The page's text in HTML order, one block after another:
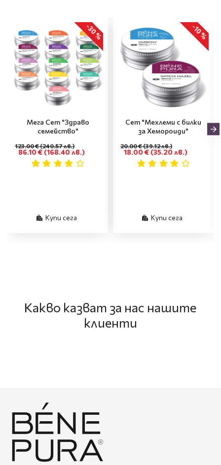
-30 %
Мега Сет "Здраво
семейство"
86.10 € (168.40 лв.)
123.00 €(240.57 лв.)
Купи сега
-10 %
Сет "Мехлеми с билки
за Хемороиди"
18.00 € (35.20 лв.)
20.00 €(39.12 лв.)
Купи сега
Какво казват за нас нашите
клиенти